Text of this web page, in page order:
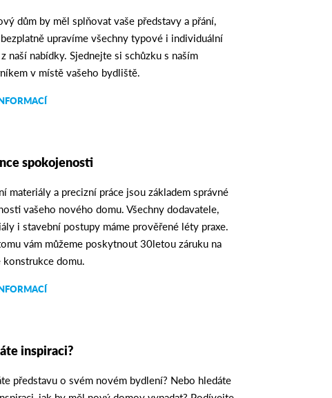
dům by měl splňovat vaše představy a přání,
upravíme všechny typové i individuální
naší nabídky. Sjednejte si schůzku s naším
v místě vašeho bydliště.
spokojenosti
materiály a precizní práce jsou základem správné
vašeho nového domu. Všechny dodavatele,
i stavební postupy máme prověřené léty praxe.
vám můžeme poskytnout 30letou záruku na
konstrukce domu.
inspiraci?
představu o svém novém bydlení? Nebo hledáte